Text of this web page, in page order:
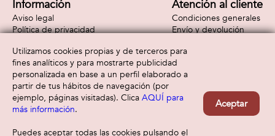
Información
Aviso legal
Política de privacidad
Atención al cliente
Condiciones generales
Envío y devolución
Formas de pago
Utilizamos cookies propias y de terceros para
fines analíticos y para mostrarte publicidad
personalizada en base a un perfil elaborado a
partir de tus hábitos de navegación (por
ejemplo, páginas visitadas). Clica AQUÍ para
más información.
Puedes aceptar todas las cookies pulsando el
Aceptar